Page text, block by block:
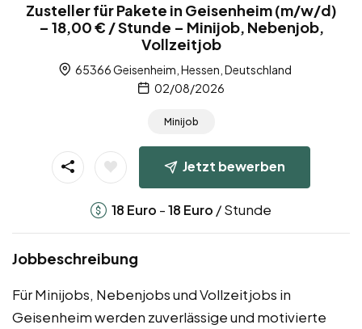
Zusteller für Pakete in Geisenheim (m/w/d)
– 18,00 € / Stunde – Minijob, Nebenjob,
Vollzeitjob
65366 Geisenheim, Hessen, Deutschland
02/08/2026
Minijob
Jetzt bewerben
18 Euro -18 Euro / Stunde
Jobbeschreibung
Für Minijobs, Nebenjobs und Vollzeitjobs in
Geisenheim werden zuverlässige und motivierte